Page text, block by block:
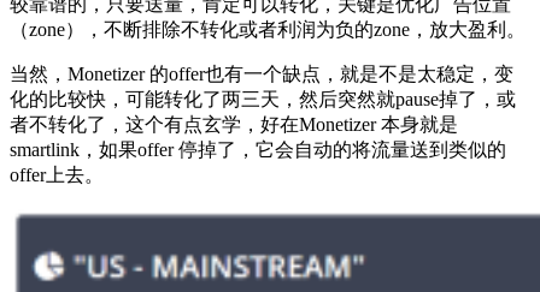
（zone），不断排除不转化或者利润为负的zone，放大盈利。
当然，Monetizer 的offer也有一个缺点，就是不是太稳定，变
化的比较快，可能转化了两三天，然后突然就pause掉了，或
者不转化了，这个有点玄学，好在Monetizer 本身就是
smartlink，如果offer 停掉了，它会自动的将流量送到类似的
offer上去。